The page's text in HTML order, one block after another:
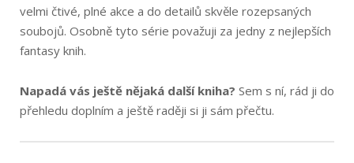
velmi čtivé, plné akce a do detailů skvěle rozepsaných
soubojů. Osobně tyto série považuji za jedny z nejlepších
fantasy knih.
Napadá vás ještě nějaká další kniha? Sem s ní, rád ji do
přehledu doplním a ještě raději si ji sám přečtu.